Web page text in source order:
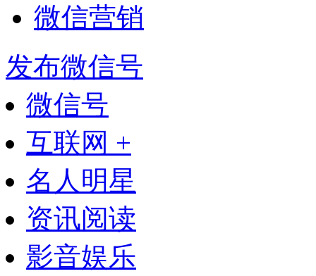
微信营销
发布微信号
微信号
互联网 +
名人明星
资讯阅读
影音娱乐